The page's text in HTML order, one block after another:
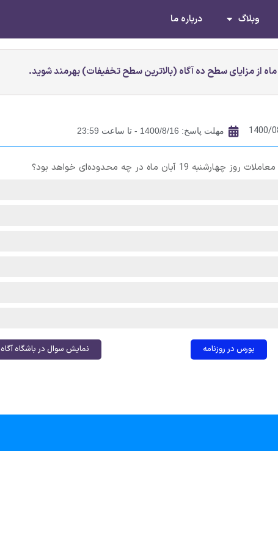
وبلاگ درباره ما
از مزایای سطح ده آگاه (بالاترین سطح تخفیفات) بهرمند شوید.
1400/ مهلت پاسخ: 1400/8/16 - تا ساعت 23:59
ماه در چه محدوده‌ای خواهد بود؟
بورس در روزنامه نمایش سوال در باشگاه آگاه